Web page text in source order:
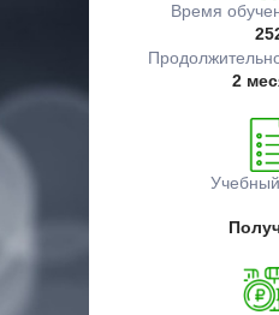
Время
2